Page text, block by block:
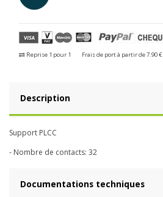
Reprise 1 pour 1 Frais de port à partir de 7.90 €
Description
Support PLCC
- Nombre de contacts: 32
Documentations techniques